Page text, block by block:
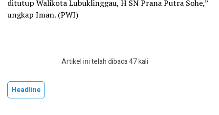
ditutup Walikota Lubuklinggau, H SN Prana Putra Sohe,”
ungkap Iman. (PWI)
Artikel ini telah dibaca 47 kali
Headline